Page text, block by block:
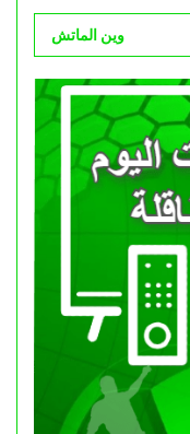
وين الماتش